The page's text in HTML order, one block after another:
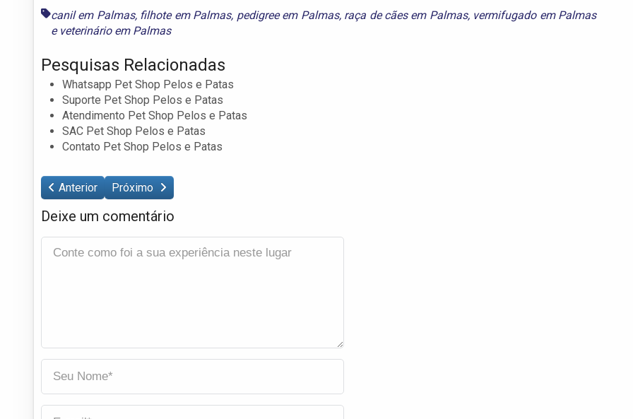
canil em Palmas, filhote em Palmas, pedigree em Palmas, raça de cães em Palmas, vermifugado em Palmas
e veterinário em Palmas
Pesquisas Relacionadas
Whatsapp Pet Shop Pelos e Patas
Suporte Pet Shop Pelos e Patas
Atendimento Pet Shop Pelos e Patas
SAC Pet Shop Pelos e Patas
Contato Pet Shop Pelos e Patas
Anterior Próximo
Deixe um comentário